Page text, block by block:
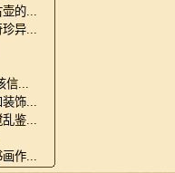
壶的...
珍异...
信...
装饰...
乱鉴...
画作...